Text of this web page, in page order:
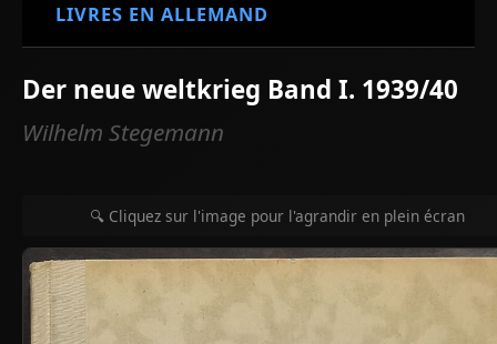
LIVRES EN ALLEMAND
Der neue weltkrieg Band I. 1939/40
Wilhelm Stegemann
🔍 Cliquez sur l'image pour l'agrandir en plein écran